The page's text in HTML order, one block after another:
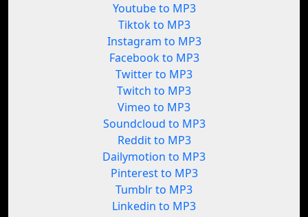
Youtube to MP3
Tiktok to MP3
Instagram to MP3
Facebook to MP3
Twitter to MP3
Twitch to MP3
Vimeo to MP3
Soundcloud to MP3
Reddit to MP3
Dailymotion to MP3
Pinterest to MP3
Tumblr to MP3
Linkedin to MP3